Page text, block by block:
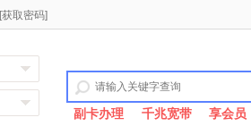
[获取密码]
副卡办理 千兆宽带 享会员